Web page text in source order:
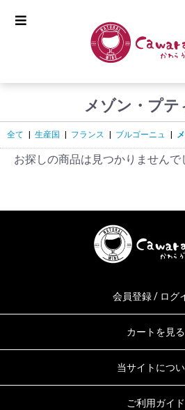
メゾン・プテ
全て 生産国 フランス ブルゴーニュ
お探しの商品は見つかりませんで
会員登録 / ログ
カートを見る
当サイトにつ
ご利用ガイド